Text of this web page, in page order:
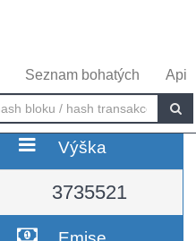
Seznam bohatých Api
Výška
3735521